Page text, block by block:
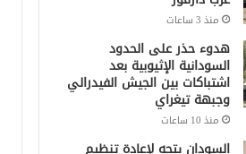
منذ 3 ساعات
هدوء حذر على الحدود
السودانية الإثيوبية بعد
اشتباكات بين الجيش الفيدرالي
وجبهة تيغراي
منذ 10 ساعات
السودان يتجه لإعادة تنظيم